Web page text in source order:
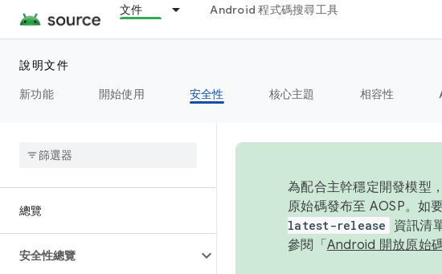
文件 Android 程式碼搜尋工具
說明文件
新功能
開始使用 安全性 核心主題 相容性
總覽
安全性總覽
為配合主幹穩定開發模型
原始碼發布至 AOSP。如
latest-release
資訊清
參閱「 Android 開放原始